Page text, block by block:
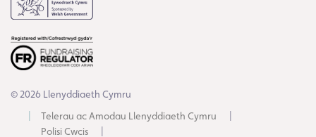
© 2026 Llenyddiaeth Cymru
Telerau ac Amodau Llenyddiaeth Cymru
Polisi Cwcis